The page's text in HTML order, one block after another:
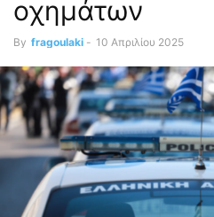
οχημάτων
By fragoulaki - 10 Απριλίου 2025